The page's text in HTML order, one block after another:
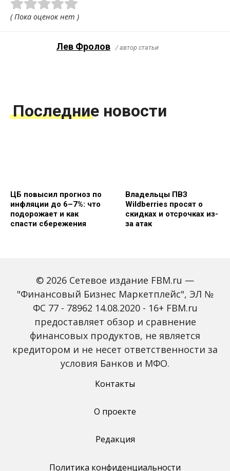
( Пока оценок нет )
Лев Фролов / автор статьи
Последние новости
ЦБ повысил прогноз по
инфляции до 6–7%: что
подорожает и как
спасти сбережения
Владельцы ПВЗ
Wildberries просят о
скидках и отсрочках из-
за атак
Объем наличных у
россиян в июле вырос
на 43%: что стоит за
рекордным спросом на
С 2027 года ИНН станет
банковских счетов
россиян: что изменится
© 2026 Сетевое издание FBM.ru —
"Финансовый Бизнес Маркетплейс", ЭЛ №
ФС 77 - 78962 14.08.2020 - 16+ FBM.ru
предоставляет обзор и сравнение
финансовых продуктов, не является
кредитором и не несет ответственности за
условия Банков и МФО.
Контакты
О проекте
Редакция
Политика конфиденциальности